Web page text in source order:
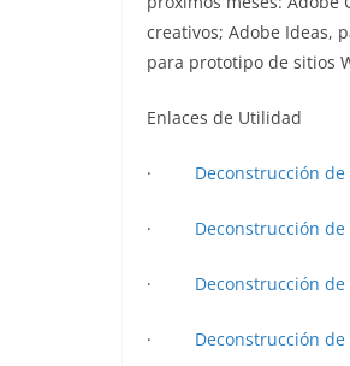
creativos; Adobe Ideas,
para prototipo de sitios
Enlaces de Utilidad
· Deconstrucción
· Deconstrucción
· Deconstrucción
· Deconstrucción